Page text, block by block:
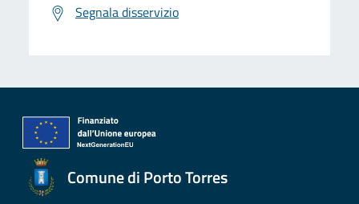
Segnala disservizio
Comune di Porto Torres